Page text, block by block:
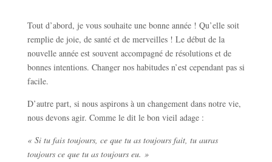
Tout d’abord, je vous souhaite une bonne année ! Qu’elle soit
remplie de joie, de santé et de merveilles ! Le début de la
nouvelle année est souvent accompagné de résolutions et de
bonnes intentions. Changer nos habitudes n’est cependant pas si
facile.
D’autre part, si nous aspirons à un changement dans notre vie,
nous devons agir. Comme le dit le bon vieil adage :
« Si tu fais toujours, ce que tu as toujours fait, tu auras
toujours ce que tu as toujours eu. »